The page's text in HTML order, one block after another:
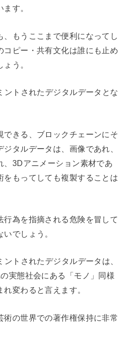
す。
、もうここまで便利になってし
コピー・共有文化は誰にも止め
う。
ントされたデジタルデータとな
できる、ブロックチェーンにそ
タルデータは、画像であれ、
、3Dアニメーション素材であ
をもってしても複製することは
行為を指摘される危険を冒して
でしょう。
トされたデジタルデータは、
実態社会にある「モノ」同様
変わると言えます。
術の世界での著作権保持に非常